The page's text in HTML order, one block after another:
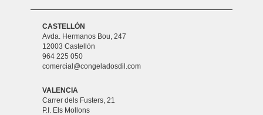
CASTELLÓN
Avda. Hermanos Bou, 247
12003 Castellón
964 225 050
comercial@congeladosdil.com
VALENCIA
Carrer dels Fusters, 21
P.I. Els Mollons